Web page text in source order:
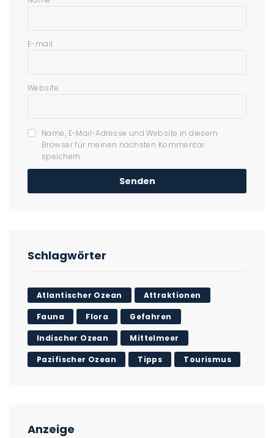
E-mail
Website
Name, E-Mail-Adresse und Website in diesem
Browser für meinen nächsten Kommentar
speichern.
Schlagwörter
Atlantischer Ozean Attraktionen
Fauna Flora Gefahren
Indischer Ozean Mittelmeer
Pazifischer Ozean Tipps Tourismus
Anzeige